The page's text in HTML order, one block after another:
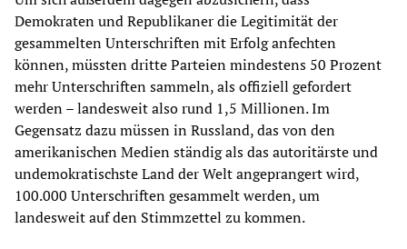
Demokraten und Republikaner die Legitimität der
gesammelten Unterschriften mit Erfolg anfechten
können, müssten dritte Parteien mindestens 50 Prozent
mehr Unterschriften sammeln, als offiziell gefordert
werden – landesweit also rund 1,5 Millionen. Im
Gegensatz dazu müssen in Russland, das von den
amerikanischen Medien ständig als das autoritärste und
undemokratischste Land der Welt angeprangert wird,
100.000 Unterschriften gesammelt werden, um
landesweit auf den Stimmzettel zu kommen.